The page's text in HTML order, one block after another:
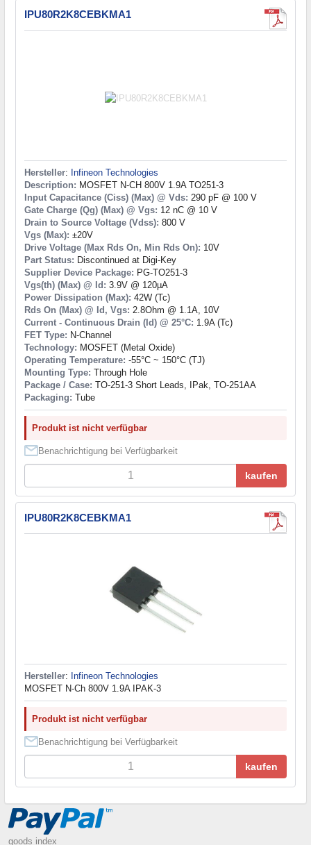
IPU80R2K8CEBKMA1
Hersteller: Infineon Technologies
Description: MOSFET N-CH 800V 1.9A TO251-3
Input Capacitance (Ciss) (Max) @ Vds: 290 pF @ 100 V
Gate Charge (Qg) (Max) @ Vgs: 12 nC @ 10 V
Drain to Source Voltage (Vdss): 800 V
Vgs (Max): ±20V
Drive Voltage (Max Rds On, Min Rds On): 10V
Part Status: Discontinued at Digi-Key
Supplier Device Package: PG-TO251-3
Vgs(th) (Max) @ Id: 3.9V @ 120µA
Power Dissipation (Max): 42W (Tc)
Rds On (Max) @ Id, Vgs: 2.8Ohm @ 1.1A, 10V
Current - Continuous Drain (Id) @ 25°C: 1.9A (Tc)
FET Type: N-Channel
Technology: MOSFET (Metal Oxide)
Operating Temperature: -55°C ~ 150°C (TJ)
Mounting Type: Through Hole
Package / Case: TO-251-3 Short Leads, IPak, TO-251AA
Packaging: Tube
Produkt ist nicht verfügbar
Benachrichtigung bei Verfügbarkeit
kaufen
IPU80R2K8CEBKMA1
Hersteller: Infineon Technologies
MOSFET N-Ch 800V 1.9A IPAK-3
Produkt ist nicht verfügbar
Benachrichtigung bei Verfügbarkeit
kaufen
goods index